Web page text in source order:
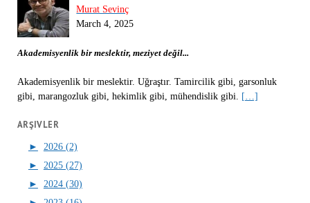
Murat Sevinç
March 4, 2025
Akademisyenlik bir meslektir, meziyet değil...
Akademisyenlik bir meslektir. Uğraştır. Tamircilik gibi, garsonluk
gibi, marangozluk gibi, hekimlik gibi, mühendislik gibi.
[…]
ARŞIVLER
►
2026 (2)
►
2025 (27)
►
2024 (30)